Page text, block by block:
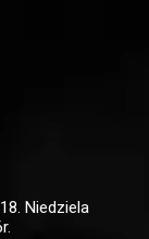
Niedziela